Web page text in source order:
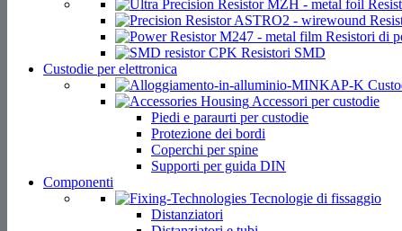
Resistori di
Resistori SMD
Custodie per elettronica
Accessori per custodie
Piedi e paraurti per custodie
Protezione dei bordi
Coperchi per spine
Supporti per guida DIN
Componenti
Tecnologie di fissaggio
Distanziatori